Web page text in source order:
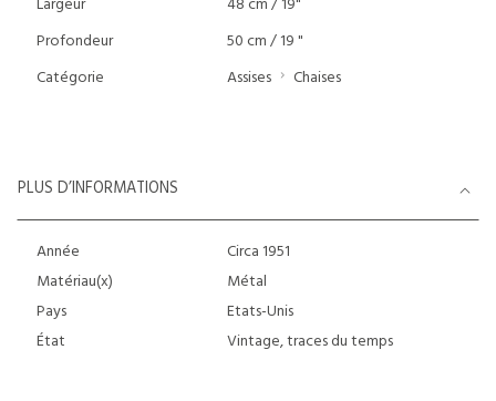
Profondeur
50 cm / 19 "
Catégorie
Assises Chaises
PLUS D’INFORMATIONS
Année
Circa 1951
Matériau(x)
Métal
Pays
Etats-Unis
État
Vintage, traces du temps